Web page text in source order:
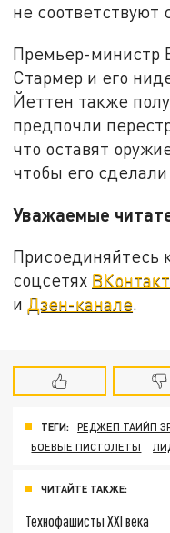
не соответствуют
Премьер-министр
Стармер и его
Йеттен также
предпочли
что оставят
чтобы его
Уважаемые
Присоединяйтесь
соцсетях
и Дзен-канале.
ТЕГИ: РЕДЖЕП ТАИЙП
БОЕВЫЕ ПИСТОЛЕТЫ
ЧИТАЙТЕ ТАКЖЕ:
Технофашисты XXI века